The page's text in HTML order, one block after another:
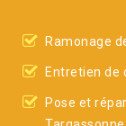
Ramonage
Entretien de
Pose et